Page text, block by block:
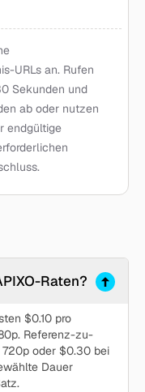
URLs an. Rufen
Sekunden und
ab oder nutzen
endgültige
Raten?
$0.10 pro
Referenz-zu-
oder $0.30 bei
Dauer